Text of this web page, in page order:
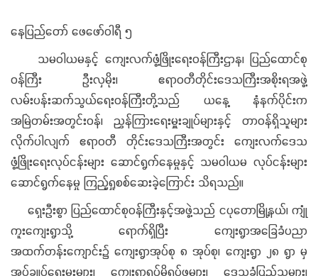
နေပြည်တော် ဖေဖော်ဝါရီ ၅
သမဝါယမနှင့် ကျေးလက်ဖွံ့ဖြိုးရေးဝန်ကြီးဌာန၊ ပြည်ထောင်စု
ဝန်ကြီး ဦးလှမိုး၊ ဧရာဝတီတိုင်းဒေသကြီးအစိုးရအဖွဲ့
လမ်းပန်းဆက်သွယ်ရေးဝန်ကြီးတို့သည် ယနေ့ နံနက်ပိုင်းက
အမြဲတမ်းအတွင်းဝန်၊ ညွှန်ကြားရေးမှူးချုပ်များနှင့် တာဝန်ရှိသူများ
လိုက်ပါလျက် ဧရာဝတီ တိုင်းဒေသကြီးအတွင်း ကျေးလက်ဒေသ
ဖွံ့ဖြိုးရေးလုပ်ငန်းများ ဆောင်ရွက်နေမှုနှင့် သမဝါယမ လုပ်ငန်းများ
ဆောင်ရွက်နေမှု ကြည့်ရှုစစ်ဆေးခဲ့ကြောင်း သိရသည်။
ရှေးဦးစွာ ပြည်ထောင်စုဝန်ကြီးနှင့်အဖွဲ့သည် ငပုတောမြို့နယ်၊ ကျုံ
ကူးကျေးရွာသို့ ရောက်ရှိပြီး ကျေးရွာအခြေခံပညာ
အထက်တန်းကျောင်း၌ ကျေးရွာအုပ်စု ၈ အုပ်စု၊ ကျေးရွာ ၂၈ ရွာ မှ
အုပ်ချုပ်ရေးမှူးများ၊ ကျေးရွာရပ်မိရပ်ဖများ၊ ဒေသခံပြည်သူများ၊